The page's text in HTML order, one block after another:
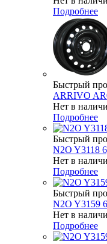
Подробнее
Быстрый
ARRIVO
Нет в
Подробнее
Быстрый
N2O Y3118
Нет в
Подробнее
Быстрый
N2O Y3159
Нет в
Подробнее